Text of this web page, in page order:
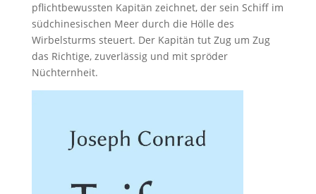
pflichtbewussten Kapitän zeichnet, der sein Schiff im
südchinesischen Meer durch die Hölle des
Wirbelsturms steuert. Der Kapitän tut Zug um Zug
das Richtige, zuverlässig und mit spröder
Nüchternheit.